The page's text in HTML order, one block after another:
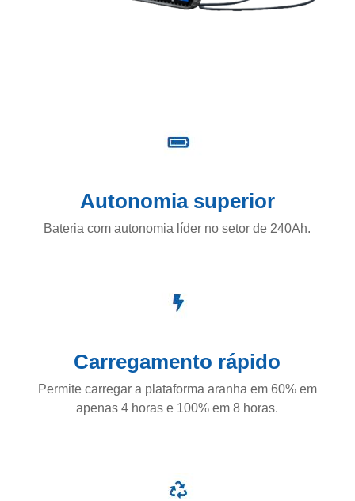
Autonomia superior
Bateria com autonomia líder no setor de 240Ah.
Carregamento rápido
Permite carregar a plataforma aranha em 60% em
apenas 4 horas e 100% em 8 horas.